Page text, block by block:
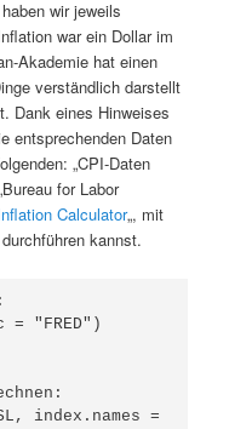
wir jeweils
war ein Dollar im
Akademie hat einen
verständlich darstellt
Dank eines Hinweises
entsprechenden Daten
„CPI-Daten
for Labor
Calculator„, mit
kannst.
= "FRED")
index.names =